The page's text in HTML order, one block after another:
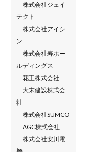
株式会社ジェイ
テクト
株式会社アイシ
ン
株式会社寿ホー
ルディングス
花王株式会社
大末建設株式会
社
株式会社SUMCO
AGC株式会社
株式会社安川電